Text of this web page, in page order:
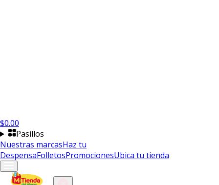
$0.00
Pasillos
Nuestras marcasHaz tu
DespensaFolletosPromocionesUbica tu tienda